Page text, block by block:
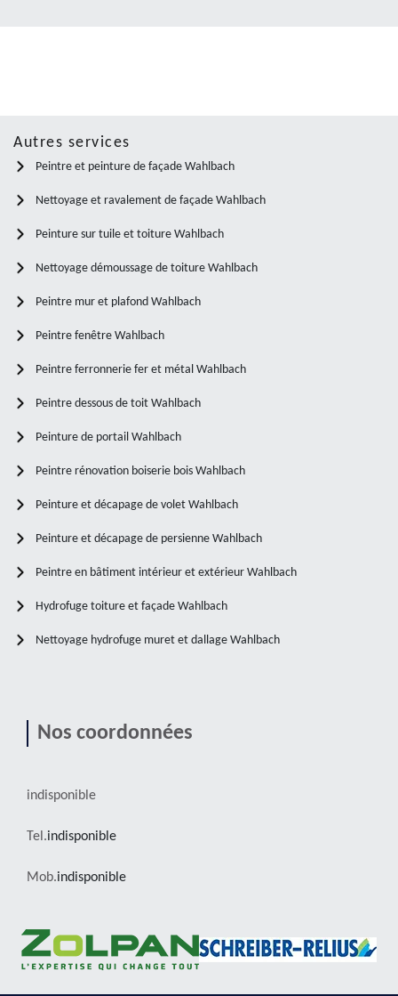
Autres services
Peintre et peinture de façade Wahlbach
Nettoyage et ravalement de façade Wahlbach
Peinture sur tuile et toiture Wahlbach
Nettoyage démoussage de toiture Wahlbach
Peintre mur et plafond Wahlbach
Peintre fenêtre Wahlbach
Peintre ferronnerie fer et métal Wahlbach
Peintre dessous de toit Wahlbach
Peinture de portail Wahlbach
Peintre rénovation boiserie bois Wahlbach
Peinture et décapage de volet Wahlbach
Peinture et décapage de persienne Wahlbach
Peintre en bâtiment intérieur et extérieur Wahlbach
Hydrofuge toiture et façade Wahlbach
Nettoyage hydrofuge muret et dallage Wahlbach
Nos coordonnées
indisponible
Tel.indisponible
Mob.indisponible